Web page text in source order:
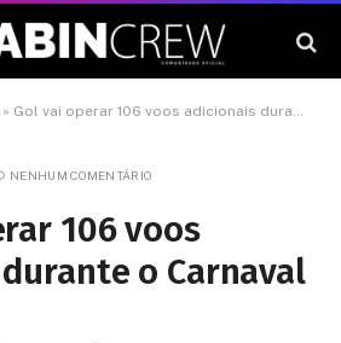
» Gol vai operar 106 voos adicionais durante o Carnaval
NENHUM COMENTÁRIO
106 voos
o Carnaval